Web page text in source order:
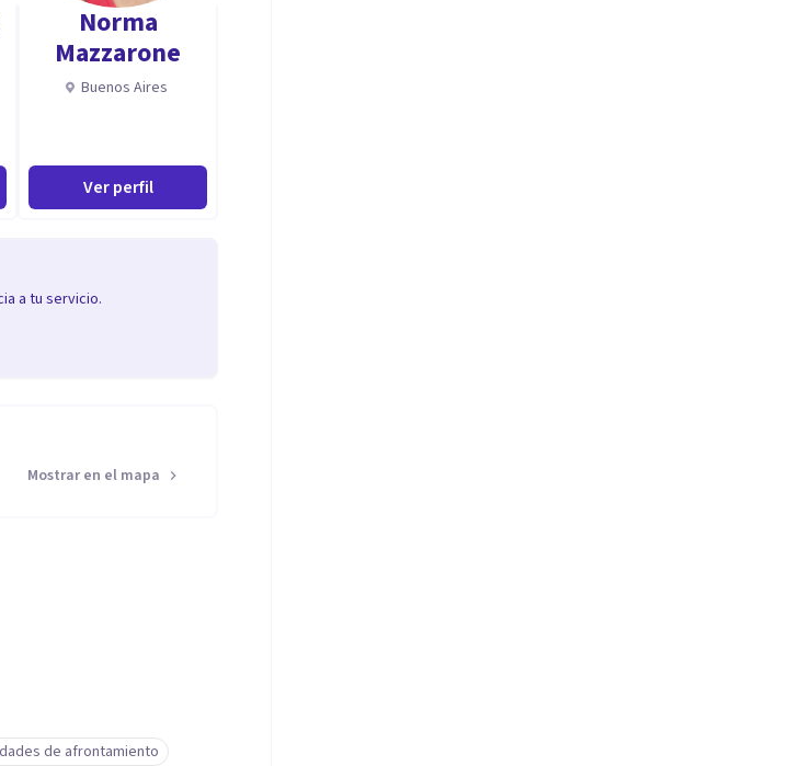
Norma
Mazzarone
Buenos Aires
Ver perfil
a tu servicio.
Mostrar en el mapa
de afrontamiento